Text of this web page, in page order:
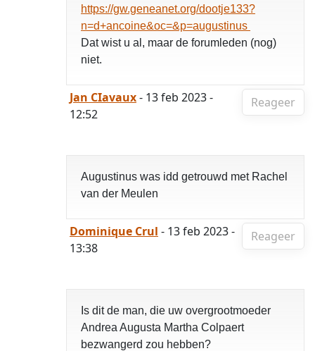
https://gw.geneanet.org/dootje133?
n=d+ancoine&oc=&p=augustinus
Dat wist u al, maar de forumleden (nog)
niet.
Reageer
Jan CIavaux- 13 feb 2023 -
12:52
Augustinus was idd getrouwd met Rachel
van der Meulen
Reageer
Dominique Crul - 13 feb 2023 -
13:38
Is dit de man, die uw overgrootmoeder
Andrea Augusta Martha Colpaert
bezwangerd zou hebben?